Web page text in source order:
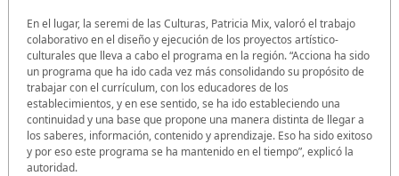
En el lugar, la seremi de las Culturas, Patricia Mix, valoró el trabajo
colaborativo en el diseño y ejecución de los proyectos artístico-
culturales que lleva a cabo el programa en la región. “Acciona ha sido
un programa que ha ido cada vez más consolidando su propósito de
trabajar con el currículum, con los educadores de los
establecimientos, y en ese sentido, se ha ido estableciendo una
continuidad y una base que propone una manera distinta de llegar a
los saberes, información, contenido y aprendizaje. Eso ha sido exitoso
y por eso este programa se ha mantenido en el tiempo”, explicó la
autoridad.